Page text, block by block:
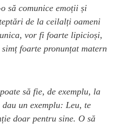
să comunice emoții și
de la ceilalți oameni
vor fi foarte lipicioși,
foarte pronunțat matern
să fie, de exemplu, la
un exemplu: Leu, te
doar pentru sine. O să